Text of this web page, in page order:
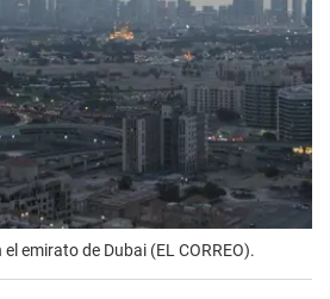
emirato de Dubai (EL CORREO).